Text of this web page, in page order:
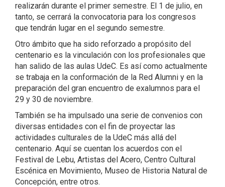
realizarán durante el primer semestre. El 1 de julio, en
tanto, se cerrará la convocatoria para los congresos
que tendrán lugar en el segundo semestre.
Otro ámbito que ha sido reforzado a propósito del
centenario es la vinculación con los profesionales que
han salido de las aulas UdeC. Es así como actualmente
se trabaja en la conformación de la Red Alumni y en la
preparación del gran encuentro de exalumnos para el
29 y 30 de noviembre.
También se ha impulsado una serie de convenios con
diversas entidades con el fin de proyectar las
actividades culturales de la UdeC más allá del
centenario. Aquí se cuentan los acuerdos con el
Festival de Lebu, Artistas del Acero, Centro Cultural
Escénica en Movimiento, Museo de Historia Natural de
Concepción, entre otros.